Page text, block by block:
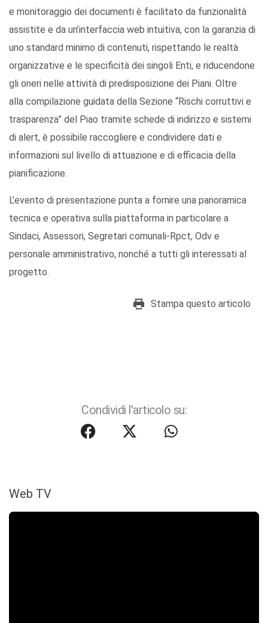
e monitoraggio dei documenti è facilitato da funzionalità
assistite e da un’interfaccia web intuitiva, con la garanzia di
uno standard minimo di contenuti, rispettando le realtà
organizzative e le specificità dei singoli Enti, e riducendone
gli oneri nelle attività di predisposizione dei Piani. Oltre
alla compilazione guidata della Sezione “Rischi corruttivi e
trasparenza” del Piao tramite schede di indirizzo e sistemi
di alert, è possibile raccogliere e condividere dati e
informazioni sul livello di attuazione e di efficacia della
pianificazione.
L’evento di presentazione punta a fornire una panoramica
tecnica e operativa sulla piattaforma in particolare a
Sindaci, Assessori, Segretari comunali-Rpct, Odv e
personale amministrativo, nonché a tutti gli interessati al
progetto.
Stampa questo articolo
Condividi l'articolo su:
Web TV